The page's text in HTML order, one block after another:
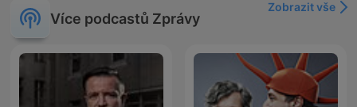
Více podcastů Zprávy
Zobrazit vše